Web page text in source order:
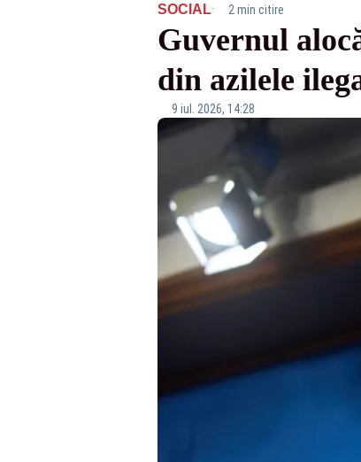
SOCIAL· 2 min citire
Guvernul
din azilele
9 iul. 2026, 14:28